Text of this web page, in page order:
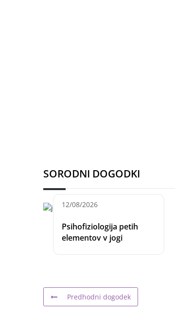
SORODNI DOGODKI
12/08/2026
Psihofiziologija petih
elementov v jogi
Predhodni dogodek